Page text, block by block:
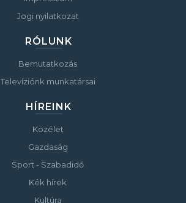
Jogi nyilatkozat
RÓLUNK
Bemutatkozás
Televíziónk munkatársai
HÍREINK
Közélet
Gazdaság
Sport - Szabadidő
Kék hírek
Kultúra